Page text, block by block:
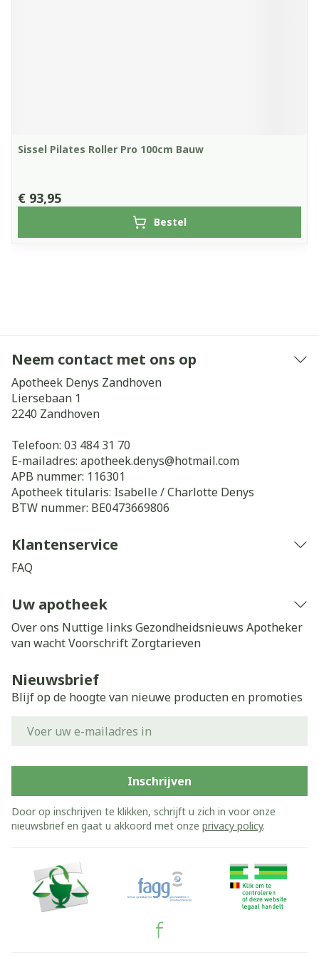
Sissel Pilates Roller Pro 100cm Bauw
€ 93,95
Bestel
Neem contact met ons op
Apotheek Denys Zandhoven
Liersebaan 1
2240 Zandhoven
Telefoon: 03 484 31 70
E-mailadres: apotheek.denys@hotmail.com
APB nummer: 116301
Apotheek titularis: Isabelle / Charlotte Denys
BTW nummer: BE0473669806
Klantenservice
FAQ
Uw apotheek
Over ons Nuttige links Gezondheidsnieuws Apotheker
van wachtVoorschrift Zorgtarieven
Nieuwsbrief
Blijf op de hoogte van nieuwe producten en promoties
Inschrijven
Door op inschrijven te klikken, schrijft u zich in voor onze
nieuwsbrief en gaat u akkoord met onze privacy policy.